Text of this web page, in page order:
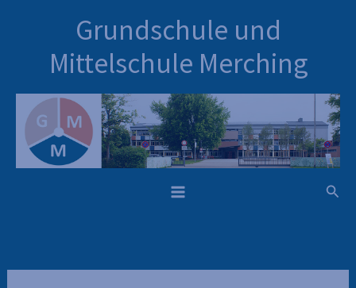
Grundschule und
Mittelschule Merching